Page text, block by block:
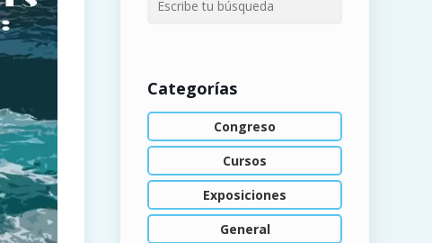
Categorías
Congreso
Cursos
Exposiciones
General